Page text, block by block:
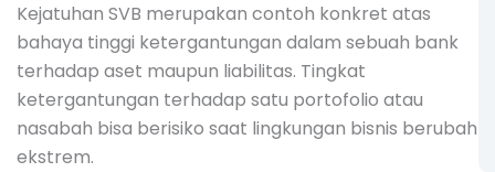
Kejatuhan SVB merupakan contoh konkret atas
bahaya tinggi ketergantungan dalam sebuah bank
terhadap aset maupun liabilitas. Tingkat
ketergantungan terhadap satu portofolio atau
nasabah bisa berisiko saat lingkungan bisnis berubah
ekstrem.